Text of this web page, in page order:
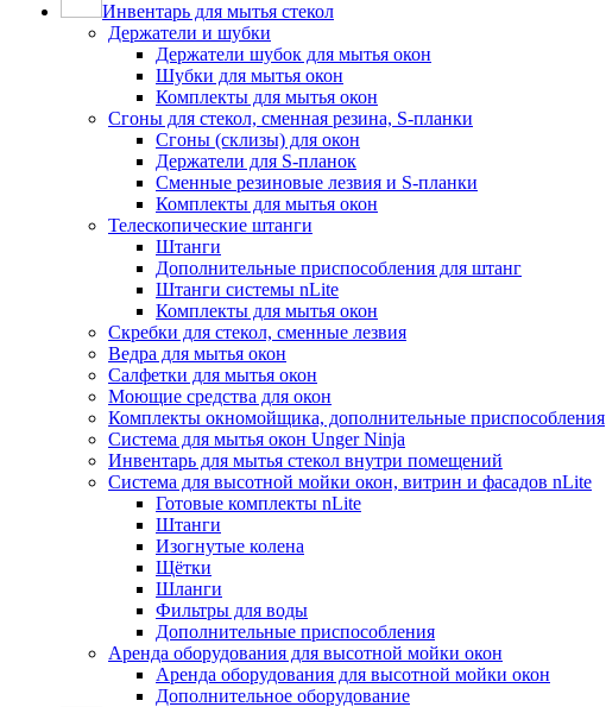
Инвентарь для мытья стекол
Держатели и шубки
Держатели шубок для мытья окон
Шубки для мытья окон
Комплекты для мытья окон
Сгоны для стекол, сменная резина, S-планки
Сгоны (склизы) для окон
Держатели для S-планок
Сменные резиновые лезвия и S-планки
Комплекты для мытья окон
Телескопические штанги
Штанги
Дополнительные приспособления для штанг
Штанги системы nLite
Комплекты для мытья окон
Скребки для стекол, сменные лезвия
Ведра для мытья окон
Салфетки для мытья окон
Моющие средства для окон
Комплекты окномойщика, дополнительные приспособления
Система для мытья окон Unger Ninja
Инвентарь для мытья стекол внутри помещений
Система для высотной мойки окон, витрин и фасадов nLite
Готовые комплекты nLite
Штанги
Изогнутые колена
Щётки
Шланги
Фильтры для воды
Дополнительные приспособления
Аренда оборудования для высотной мойки окон
Аренда оборудования для высотной мойки окон
Дополнительное оборудование